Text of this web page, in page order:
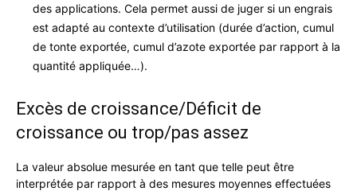
des applications. Cela permet aussi de juger si un engrais
est adapté au contexte d’utilisation (durée d’action, cumul
de tonte exportée, cumul d’azote exportée par rapport à la
quantité appliquée…).
Excès de croissance/Déficit de
croissance ou trop/pas assez
La valeur absolue mesurée en tant que telle peut être
interprétée par rapport à des mesures moyennes effectuées